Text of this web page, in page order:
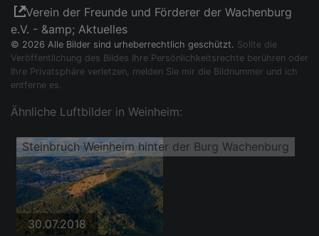
Verein der Freunde und Förderer der Wachenburg
e.V. - &amp; Aktuelles
© 2026 Alle Bilder sind urheberrechtlich geschützt. Sollte die
Veröffentlichung des Bildes Ihre Persönlichkeitsrechte berühren oder
Ihre Privatsphäre verletzen, melden Sie mir die Bildnummer und ich
entferne es.
Ähnliche Luftbilder in Weinheim:
Steinbruch Weinheim hinter der Burg Wachenburg
30.07.2018